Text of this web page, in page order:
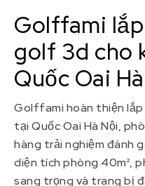
Golffami
golf 3d cho
Quốc Oai
Golffami hoàn thiện
tại Quốc Oai Hà Nội,
hàng trải nghiệm đánh
diện tích phòng 40m²,
sang trọng và trang bị